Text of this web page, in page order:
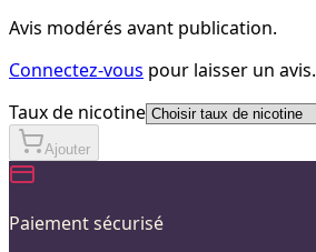
Avis modérés avant publication.
Connectez-vous pour laisser un avis.
Taux de nicotine
Ajouter
Paiement sécurisé